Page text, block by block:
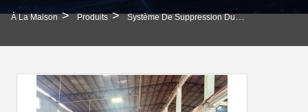
À La Maison > Produits > Système De Suppression Du Feu Par Mousse